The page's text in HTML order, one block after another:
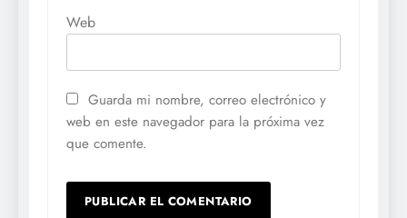
Web
Guarda mi nombre, correo electrónico y
web en este navegador para la próxima vez
que comente.